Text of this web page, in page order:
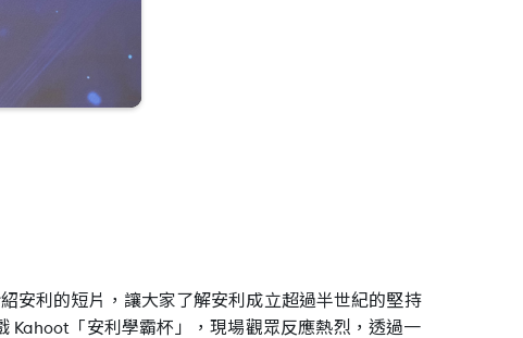
安利的短片，讓大家了解安利成立超過半世紀的堅持
「安利學霸杯」，現場觀眾反應熱烈，透過一